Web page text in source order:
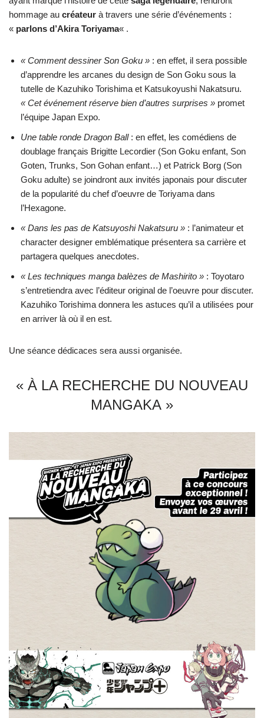
hommage au créateur à travers une série d’événements :
« parlons d’Akira Toriyama« .
« Comment dessiner Son Goku » : en effet, il sera possible
d’apprendre les arcanes du design de Son Goku sous la
tutelle de Kazuhiko Torishima et Katsukoyushi Nakatsuru.
« Cet événement réserve bien d’autres surprises » promet
l’équipe Japan Expo.
Une table ronde Dragon Ball: en effet, les comédiens de
doublage français Brigitte Lecordier (Son Goku enfant, Son
Goten, Trunks, Son Gohan enfant…) et Patrick Borg (Son
Goku adulte) se joindront aux invités japonais pour discuter
de la popularité du chef d’oeuvre de Toriyama dans
l’Hexagone.
« Dans les pas de Katsuyoshi Nakatsuru » : l’animateur et
character designer emblématique présentera sa carrière et
partagera quelques anecdotes.
« Les techniques manga balèzes de Mashirito » : Toyotaro
s’entretiendra avec l’éditeur original de l’oeuvre pour discuter.
Kazuhiko Torishima donnera les astuces qu’il a utilisées pour
en arriver là où il en est.
Une séance dédicaces sera aussi organisée.
« À LA RECHERCHE DU NOUVEAU
MANGAKA »